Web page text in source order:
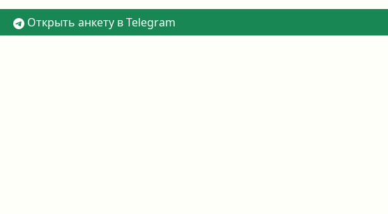
Открыть анкету в Telegram